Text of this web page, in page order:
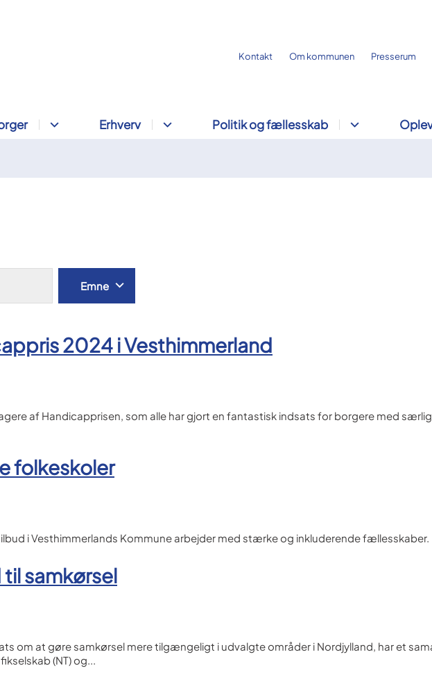
Kontakt Om kommunen Presserum
Erhverv Politik og fællesskab
Emne
2024 i Vesthimmerland
af Handicapprisen, som alle har gjort en fantastisk indsats for borgere med
folkeskoler
i Vesthimmerlands Kommune arbejder med stærke og inkluderende fællesskaber.
til samkørsel
om at gøre samkørsel mere tilgængeligt i udvalgte områder i Nordjylland, har et
(NT) og...